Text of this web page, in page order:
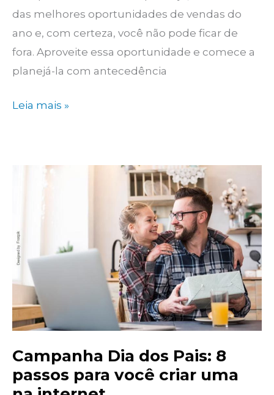
das melhores oportunidades de vendas do
ano e, com certeza, você não pode ficar de
fora. Aproveite essa oportunidade e comece a
planejá-la com antecedência
Black
vender
offline)
Leia mais »
Campanha Dia dos Pais: 8
passos para você criar uma